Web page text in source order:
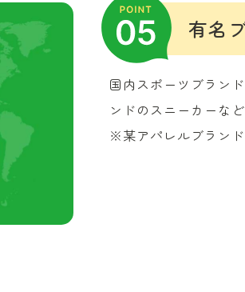
有名
国内スポーツブラン
ンドのスニーカーな
※某アパレルブラン